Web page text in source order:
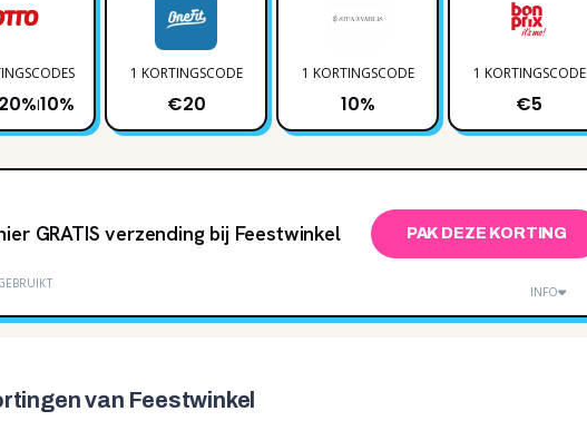
20%|10%
1 KORTINGSCODE
€20
1 KORTINGSCODE
10%
1 KORTINGSCODE
€5
GRATIS verzending bij Feestwinkel PAK DEZE KORTING
INFO
van Feestwinkel